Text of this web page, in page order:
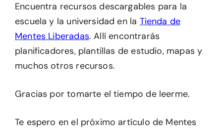
Encuentra recursos descargables para la
escuela y la universidad en la Tienda de
Mentes Liberadas. Allí encontrarás
planificadores, plantillas de estudio, mapas y
muchos otros recursos.
Gracias por tomarte el tiempo de leerme.
Te espero en el próximo artículo de Mentes